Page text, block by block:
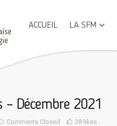
ACCUEIL LA SFM
Décembre 2021
Comments Closed 28 likes